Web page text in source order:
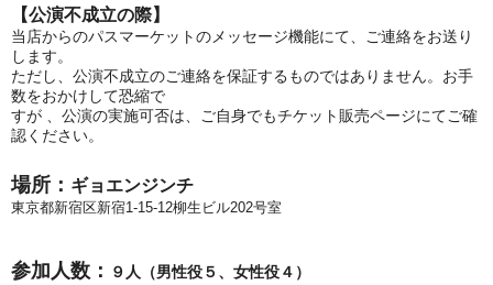
【公演不成立の際】
当店からのパスマーケットのメッセージ機能にて、ご連絡をお送り
します。
ただし、公演不成立のご連絡を保証するものではありません。お手
数をおかけして恐縮で
すが 、公演の実施可否は、ご自身でもチケット販売ページにてご確
認ください。
場所： ギョエンジンチ
東京都新宿区新宿1-15-12柳生ビル202号室
参加人数： ９人（男性役５、女性役４）